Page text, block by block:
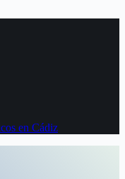
en Cádiz